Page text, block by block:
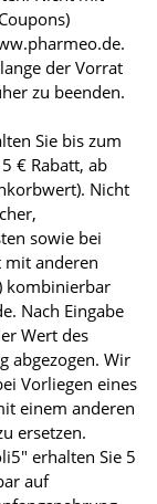
der Vorrat
zu beenden.
Sie bis zum
€ Rabatt, ab
Nicht
sowie bei
mit anderen
kombinierbar
Nach Eingabe
Wert des
abgezogen. Wir
Vorliegen eines
einem anderen
ersetzen.
erhalten Sie 5
auf